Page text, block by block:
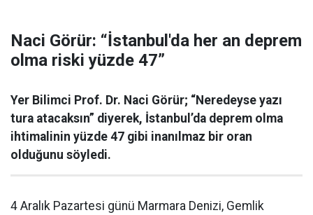
Naci Görür: “İstanbul'da her an deprem
olma riski yüzde 47”
Yer Bilimci Prof. Dr. Naci Görür; “Neredeyse yazı
tura atacaksın” diyerek, İstanbul’da deprem olma
ihtimalinin yüzde 47 gibi inanılmaz bir oran
olduğunu söyledi.
4 Aralık Pazartesi günü Marmara Denizi, Gemlik